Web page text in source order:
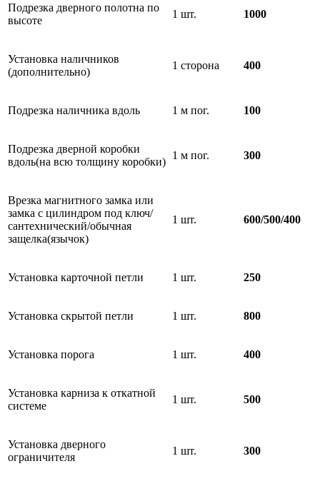
Подрезка дверного полотна по
высоте
1 шт. 1000
Установка наличников
(дополнительно)
1 сторона 400
Подрезка наличника вдоль 1 м пог. 100
Подрезка дверной коробки
вдоль(на всю толщину коробки)
1 м пог. 300
Врезка магнитного замка или
замка с цилиндром под ключ/
сантехнический/обычная
защелка(язычок)
1 шт. 600/500/400
Установка карточной петли 1 шт. 250
Установка скрытой петли 1 шт. 800
Установка порога 1 шт. 400
Установка карниза к откатной
системе
1 шт. 500
Установка дверного
ограничителя
1 шт. 300